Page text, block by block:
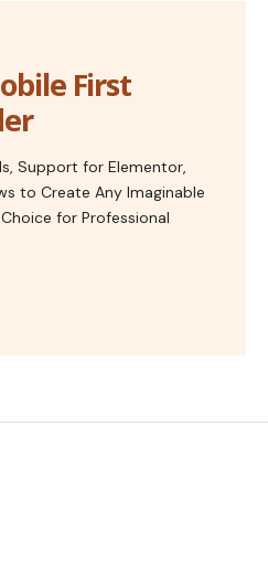
First
Support for Elementor,
to Create Any Imaginable
for Professional